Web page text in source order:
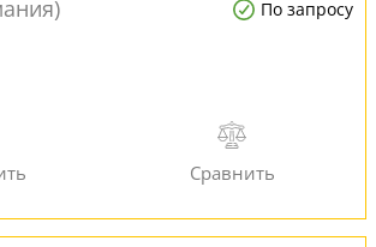
По запросу